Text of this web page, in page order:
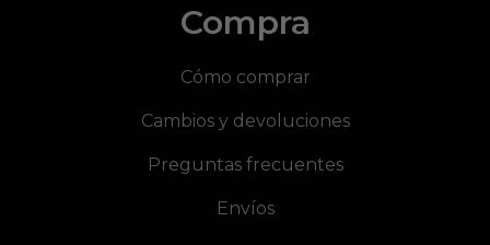
Compra
Cómo comprar
Cambios y devoluciones
Preguntas frecuentes
Envíos